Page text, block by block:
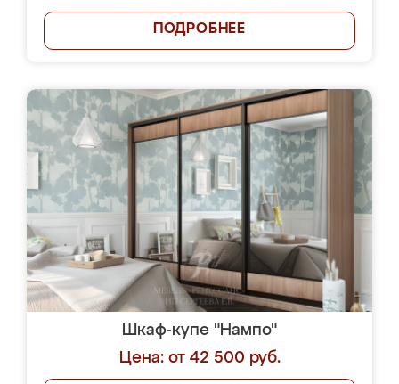
ПОДРОБНЕЕ
Шкаф-купе "Нампо"
Цена: от 42 500 руб.